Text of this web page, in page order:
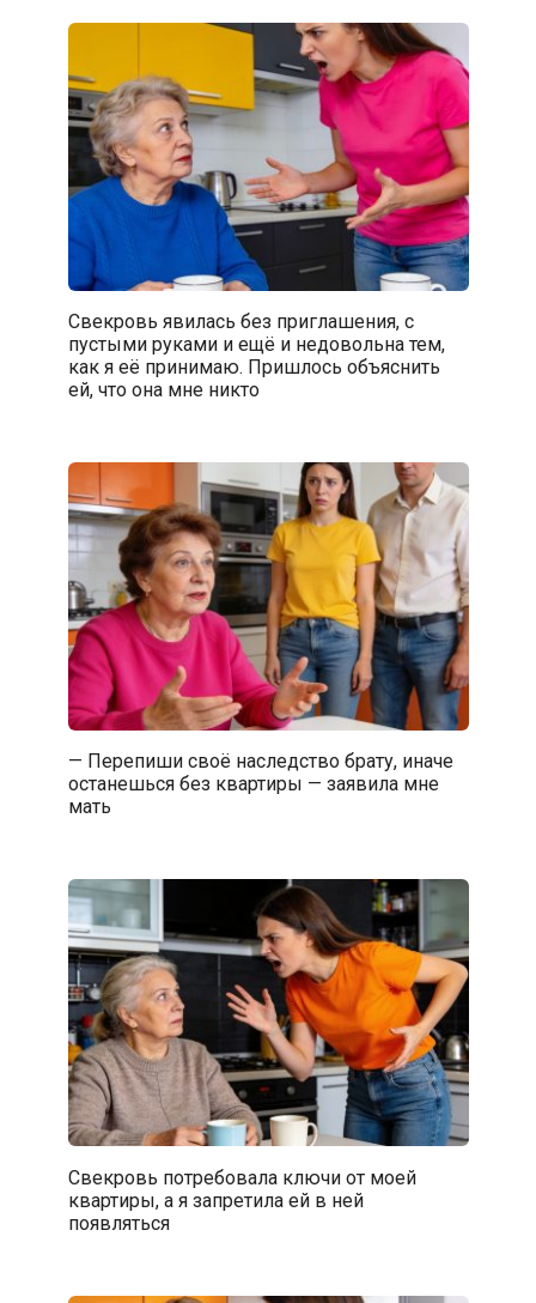
Свекровь явилась без приглашения, с
пустыми руками и ещё и недовольна тем,
как я её принимаю. Пришлось объяснить
ей, что она мне никто
— Перепиши своё наследство брату, иначе
останешься без квартиры — заявила мне
мать
Свекровь потребовала ключи от моей
квартиры, а я запретила ей в ней
появляться